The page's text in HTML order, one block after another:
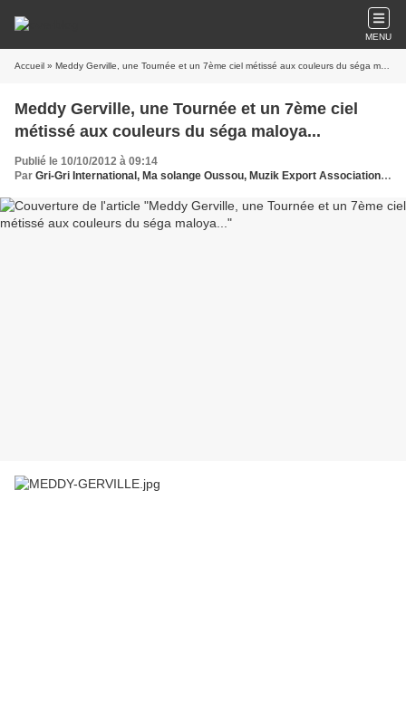
MENU
Accueil » Meddy Gerville, une Tournée et un 7ème ciel métissé aux couleurs du séga maloya...
Meddy Gerville, une Tournée et un 7ème ciel
métissé aux couleurs du séga maloya...
Publié le 10/10/2012 à 09:14
Par Gri-Gri International, Ma solange Oussou, Muzik Export Association- Action Studio - Techtonik